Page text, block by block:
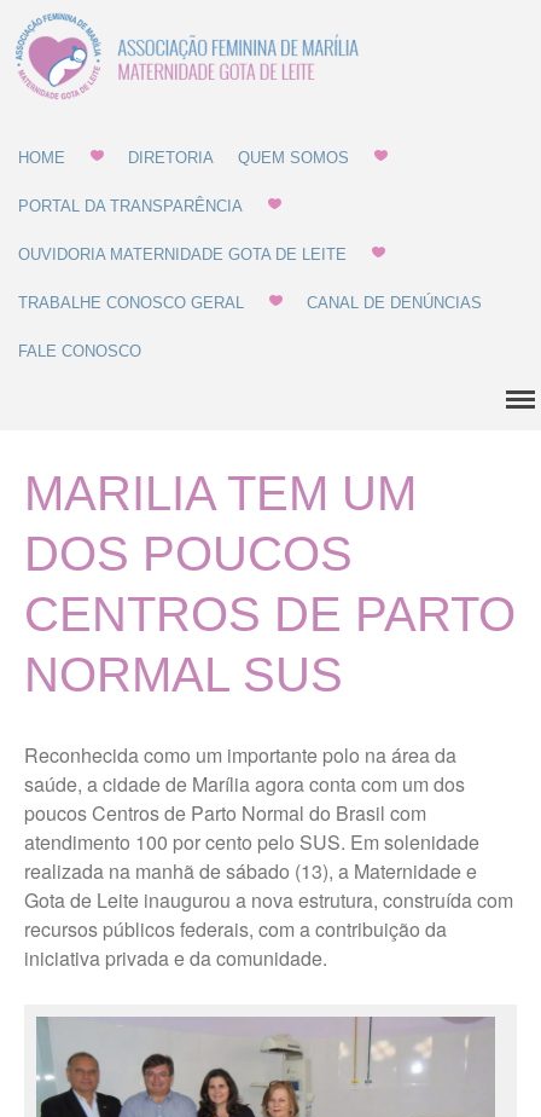
Diretoria
Quem Somos
Recrutamento
Balanço Patrimonial
Dúvidas Comuns
Localização
MISSÃO, VISÃO E VALORES
Vigilância Nutricional
Últimas Notícias
Portal da Transparência
Ouvidoria Maternidade Gota
Trabalhe Conosco Geral
Trabalhe Conosco Campos
Novos Paulista
HOME DIRETORIA QUEM SOMOS
PORTAL DA TRANSPARÊNCIA
OUVIDORIA MATERNIDADE GOTA DE LEITE
TRABALHE CONOSCO GERAL CANAL DE DENÚNCIAS
FALE CONOSCO
MARILIA TEM UM
DOS POUCOS
CENTROS DE PARTO
NORMAL SUS
Reconhecida como um importante polo na área da
saúde, a cidade de Marília agora conta com um dos
poucos Centros de Parto Normal do Brasil com
atendimento 100 por cento pelo SUS. Em solenidade
realizada na manhã de sábado (13), a Maternidade e
Gota de Leite inaugurou a nova estrutura, construída com
recursos públicos federais, com a contribuição da
iniciativa privada e da comunidade.